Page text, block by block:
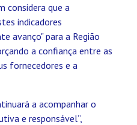
considera que a
indicadores
avanço" para a Região
a confiança entre as
fornecedores e a
a acompanhar o
e responsável”,